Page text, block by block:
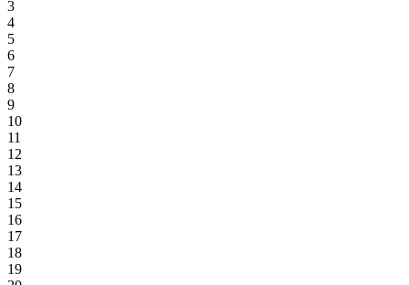
3
4
5
6
7
8
9
10
11
12
13
14
15
16
17
18
19